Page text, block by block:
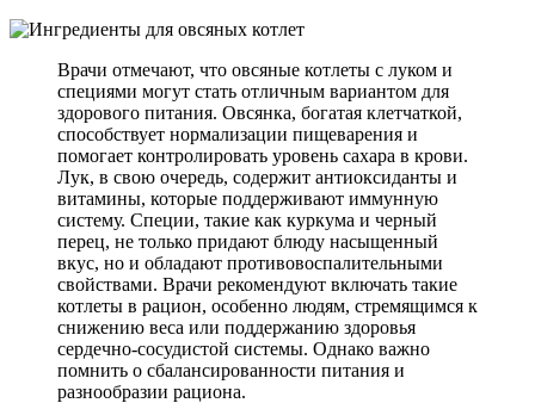
Врачи отмечают, что овсяные котлеты с луком и
специями могут стать отличным вариантом для
здорового питания. Овсянка, богатая клетчаткой,
способствует нормализации пищеварения и
помогает контролировать уровень сахара в крови.
Лук, в свою очередь, содержит антиоксиданты и
витамины, которые поддерживают иммунную
систему. Специи, такие как куркума и черный
перец, не только придают блюду насыщенный
вкус, но и обладают противовоспалительными
свойствами. Врачи рекомендуют включать такие
котлеты в рацион, особенно людям, стремящимся к
снижению веса или поддержанию здоровья
сердечно-сосудистой системы. Однако важно
помнить о сбалансированности питания и
разнообразии рациона.